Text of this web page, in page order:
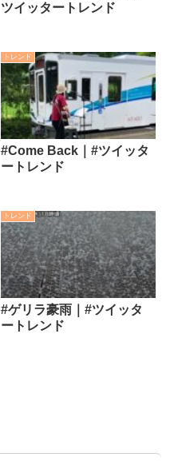
ツイッタートレンド
トレンド
#Come Back｜#ツイッタ
ートレンド
トレンド
#ゲリラ豪雨｜#ツイッタ
ートレンド